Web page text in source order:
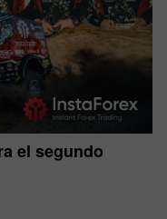
el segundo